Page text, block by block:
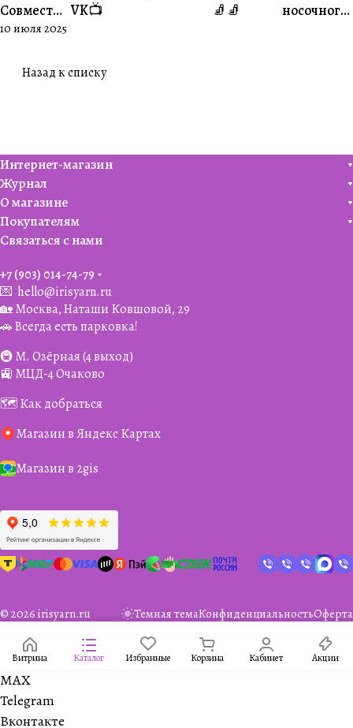
Совместни
к🎄
10 июля 2025
VK📺
🧦🧦
носочного
Назад к списку
Интернет-магазин
Журнал
О магазине
Покупателям
Связаться с нами
+7 (903) 014-74-79‬
💌 hello@irisyarn.ru
🏡 Москва, Наташи Ковшовой, 29
🚗 Всегда есть парковка!
🚇 М. Озёрная (4 выход)
🚉 МЦД-4 Очаково
🗺️ Как добраться
Магазин в Яндекс Картах
Магазин в 2gis
© 2026 irisyarn.ru Темная темаКонфиденциальностьОферта
Витрина Каталог Избранные Корзина Кабинет Акции
MAX
Telegram
Вконтакте